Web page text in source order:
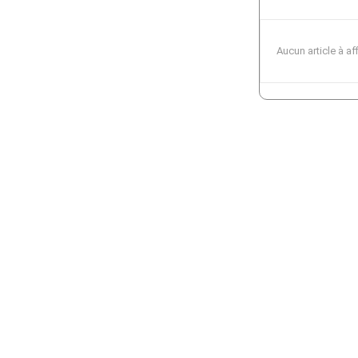
Aucun article à